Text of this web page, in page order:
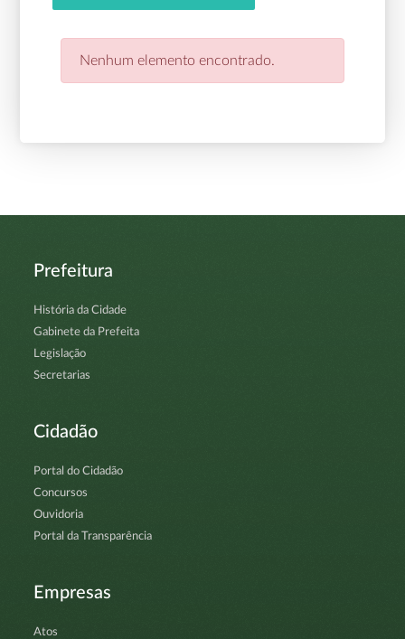
Nenhum elemento encontrado.
Prefeitura
História da Cidade
Gabinete da Prefeita
Legislação
Secretarias
Cidadão
Portal do Cidadão
Concursos
Ouvidoria
Portal da Transparência
Empresas
Atos